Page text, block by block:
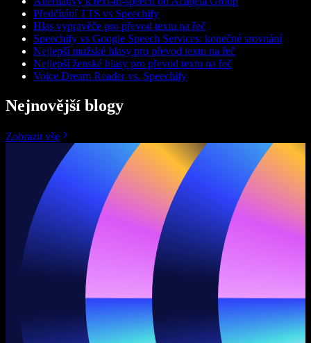
Předčítání TTS vs Speechify
Hlas vypravěče pro převod textu na řeč
Speechify vs Google Speech Services: konečné srovnání
Nejlepší mužské hlasy pro převod textu na řeč
Nejlepší ženské hlasy pro převod textu na řeč
Voice Dream Reader vs. Speechify
Nejnovější blogy
Zobrazit vše